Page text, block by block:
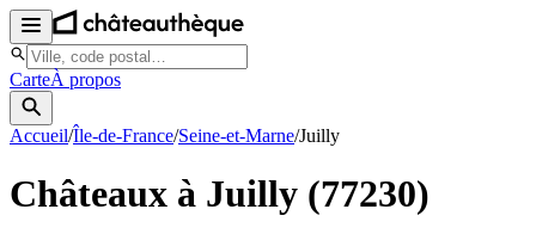
CarteÀ propos
Accueil/Île-de-France/Seine-et-Marne/Juilly
Châteaux à Juilly (77230)